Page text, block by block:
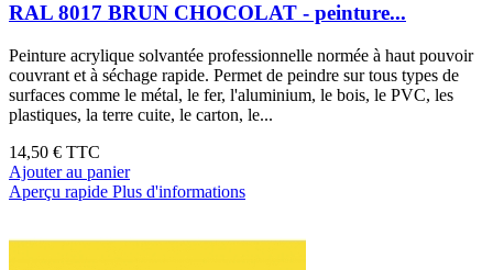
RAL 8017 BRUN CHOCOLAT - peinture...
Peinture acrylique solvantée professionnelle normée à haut pouvoir
couvrant et à séchage rapide. Permet de peindre sur tous types de
surfaces comme le métal, le fer, l'aluminium, le bois, le PVC, les
plastiques, la terre cuite, le carton, le...
14,50 € TTC
Ajouter au panier
Aperçu rapide Plus d'informations